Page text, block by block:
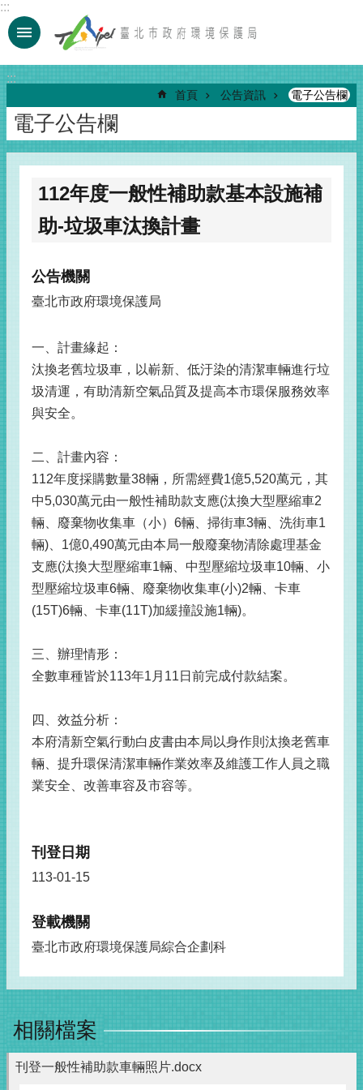
跳到主要內容區塊
:::
:::
首頁 公告資訊 電子公告欄
電子公告欄
112年度一般性補助款基本設施補
助-垃圾車汰換計畫
公告機關
臺北市政府環境保護局
一、計畫緣起：
汰換老舊垃圾車，以嶄新、低汙染的清潔車輛進行垃
圾清運，有助清新空氣品質及提高本市環保服務效率
與安全。
二、計畫內容：
112年度採購數量38輛，所需經費1億5,520萬元，其
中5,030萬元由一般性補助款支應(汰換大型壓縮車2
輛、廢棄物收集車（小）6輛、掃街車3輛、洗街車1
輛)、1億0,490萬元由本局一般廢棄物清除處理基金
支應(汰換大型壓縮車1輛、中型壓縮垃圾車10輛、小
型壓縮垃圾車6輛、廢棄物收集車(小)2輛、卡車
(15T)6輛、卡車(11T)加緩撞設施1輛)。
三、辦理情形：
全數車種皆於113年1月11日前完成付款結案。
四、效益分析：
本府清新空氣行動白皮書由本局以身作則汰換老舊車
輛、提升環保清潔車輛作業效率及維護工作人員之職
業安全、改善車容及市容等。
刊登日期
113-01-15
登載機關
臺北市政府環境保護局綜合企劃科
相關檔案
刊登一般性補助款車輛照片.docx